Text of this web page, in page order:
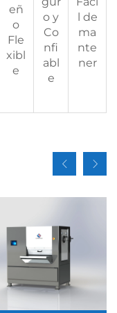
eñ
o
Fle
xibl
e
o y
Co
nfi
abl
e
l de
ma
nte
ner